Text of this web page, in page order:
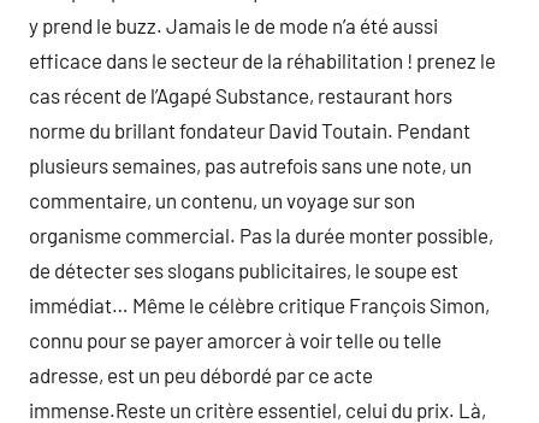
y prend le buzz. Jamais le de mode n’a été aussi
efficace dans le secteur de la réhabilitation ! prenez le
cas récent de l’Agapé Substance, restaurant hors
norme du brillant fondateur David Toutain. Pendant
plusieurs semaines, pas autrefois sans une note, un
commentaire, un contenu, un voyage sur son
organisme commercial. Pas la durée monter possible,
de détecter ses slogans publicitaires, le soupe est
immédiat… Même le célèbre critique François Simon,
connu pour se payer amorcer à voir telle ou telle
adresse, est un peu débordé par ce acte
immense.Reste un critère essentiel, celui du prix. Là,